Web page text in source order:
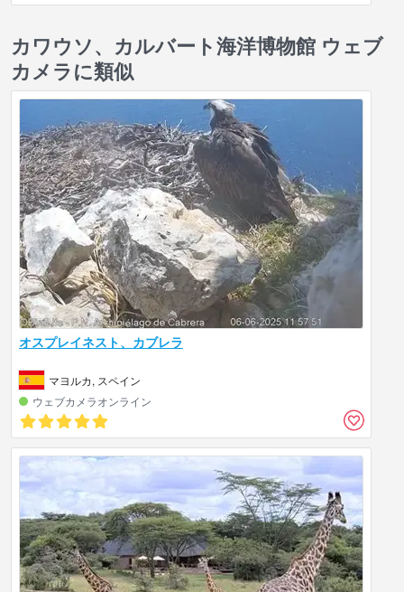
カワウソ、カルバート海洋博物館 ウェブ
カメラに類似
オスプレイネスト、カブレラ
マヨルカ, スペイン
ウェブカメラオンライン